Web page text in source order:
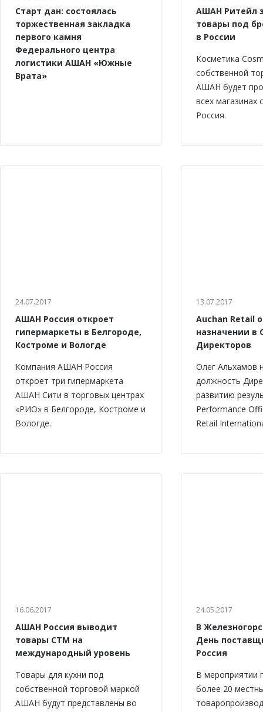
Старт дан: состоялась
торжественная закладка
первого камня
Федерального центра
логистики АШАН «Южные
Врата»
АШАН Ритейл
товары под
в России
Косметика
собственной
АШАН будет
всех
Россия.
24.07.2017
АШАН Россия откроет
гипермаркеты в Белгороде,
Костроме и Вологде
Компания АШАН Россия
откроет три гипермаркета
АШАН Сити в торговых центрах
«РИО» в Белгороде, Костроме и
Вологде.
13.07.2017
Auchan Retail
назначении в
Директоров
Олег Альхамов
должность
развитию
Performance
Retail
16.06.2017
АШАН Россия выводит
товары СТМ на
международный уровень
Товары для кухни под
собственной торговой маркой
АШАН будут представлены во
24.05.2017
В
День
Россия
В мероприятии
более 20